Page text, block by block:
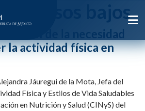
ingresos bajos
el rol de la necesidad
la actividad física en
Jáuregui de la Mota, Jefa del
Física y Estilos de Vida Saludables
en Nutrición y Salud (CINyS) del